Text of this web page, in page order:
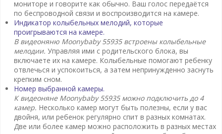
мониторе и говорите как обычно. Ваш голос передаётся
по беспроводной связи и воспроизводится на камере.
Индикатор колыбельных мелодий, которые
проигрываются на камере.
В видеоняню Moonybaby 55935 встроены колыбельные
мелодии. Управляя ими с родительского блока, вы
включаете их на камере. Колыбельные помогают ребенку
отвлечься и успокоиться, а затем непринужденно заснуть
крепким сном.
Номер выбранной камеры.
К видеоняне Moonybaby 55935 можно подключить до 4
камер. Несколько камер могут быть полезны, если у вас
двойня, или ребенок регулярно спит в разных комнатах.
Две или более камер можно расположить в разных местах